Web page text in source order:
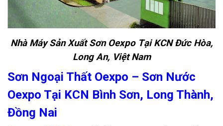
Nhà Máy Sản Xuất Sơn Oexpo Tại KCN Đức Hòa,
Long An, Việt Nam
Sơn Ngoại Thất Oexpo – Sơn Nước
Oexpo Tại KCN Bình Sơn, Long Thành,
Đồng Nai